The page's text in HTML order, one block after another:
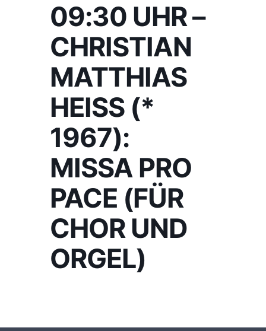
09:30 UHR –
CHRISTIAN
MATTHIAS
HEISS (* 1
967): M
ISSA PRO P
ACE (FÜR C
HOR UND O
RGEL)